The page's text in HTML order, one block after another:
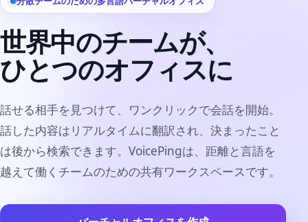
世界中のチームが、
ひとつのオフィスに
話せる相手を見つけて、ワンクリックで会話を開始。
話した内容はリアルタイムに翻訳され、決まったこと
は後から検索できます。VoicePingは、距離と言語を
越えて働くチームのための共有ワークスペースです。